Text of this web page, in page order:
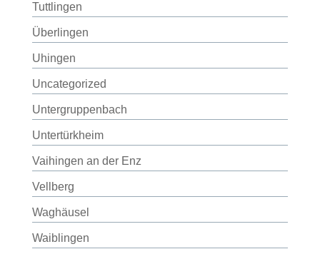
Tuttlingen
Überlingen
Uhingen
Uncategorized
Untergruppenbach
Untertürkheim
Vaihingen an der Enz
Vellberg
Waghäusel
Waiblingen